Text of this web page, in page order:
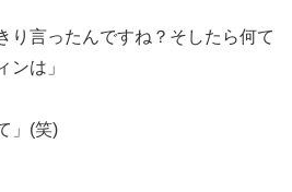
り言ったんですね？そしたら何て
ンは」
」(笑)